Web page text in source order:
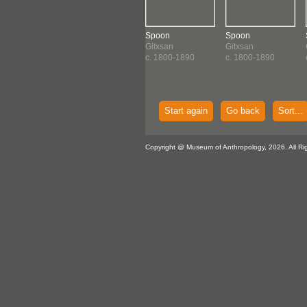
Spoon
Gitxsan
c. 1800-1890
Spoon
Gitxsan
c. 1800-1890
Start again Go back Sort...
Copyright @ Museum of Anthropology, 2026. All